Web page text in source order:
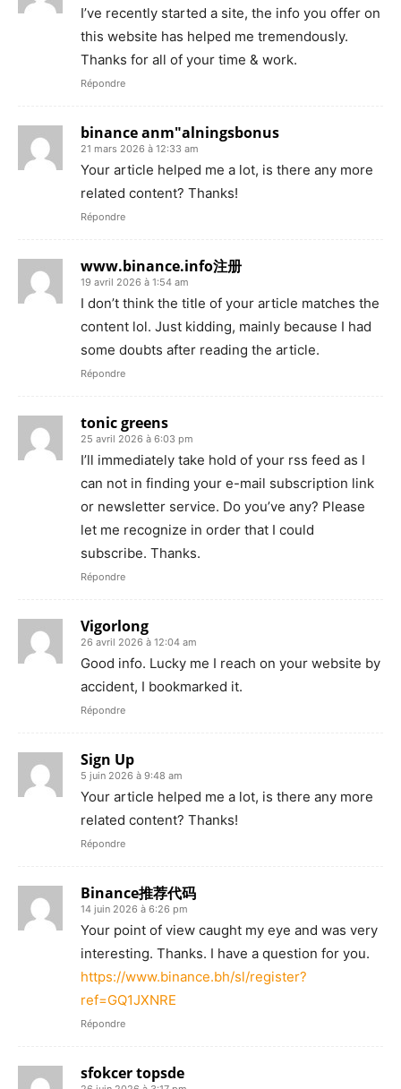
I’ve recently started a site, the info you offer on
this website has helped me tremendously.
Thanks for all of your time & work.
Répondre
binance anm"alningsbonus
21 mars 2026 à 12:33 am
Your article helped me a lot, is there any more
related content? Thanks!
Répondre
www.binance.info注册
19 avril 2026 à 1:54 am
I don’t think the title of your article matches the
content lol. Just kidding, mainly because I had
some doubts after reading the article.
Répondre
tonic greens
25 avril 2026 à 6:03 pm
I’ll immediately take hold of your rss feed as I
can not in finding your e-mail subscription link
or newsletter service. Do you’ve any? Please
let me recognize in order that I could
subscribe. Thanks.
Répondre
Vigorlong
26 avril 2026 à 12:04 am
Good info. Lucky me I reach on your website by
accident, I bookmarked it.
Répondre
Sign Up
5 juin 2026 à 9:48 am
Your article helped me a lot, is there any more
related content? Thanks!
Répondre
Binance推荐代码
14 juin 2026 à 6:26 pm
Your point of view caught my eye and was very
interesting. Thanks. I have a question for you.
https://www.binance.bh/sl/register?
ref=GQ1JXNRE
Répondre
sfokcer topsde